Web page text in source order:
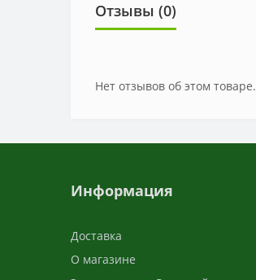
Отзывы (0)
Нет отзывов об этом товаре.
Информация
Доставка
О магазине